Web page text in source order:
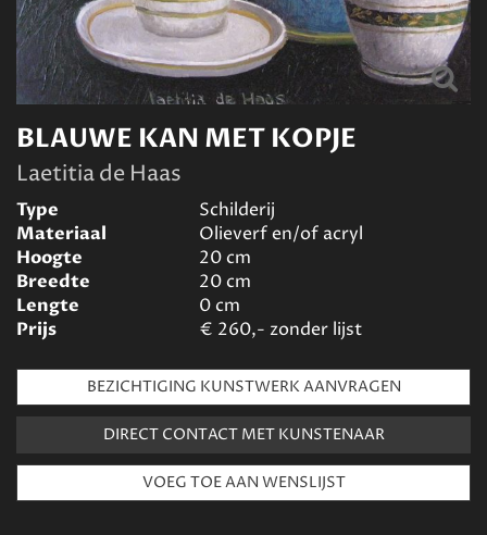
BLAUWE KAN MET KOPJE
Laetitia de Haas
Type
Schilderij
Materiaal
Olieverf en/of acryl
Hoogte
20cm
Breedte
20cm
Lengte
0cm
Prijs
€ 260,- zonder lijst
BEZICHTIGING KUNSTWERK AANVRAGEN
DIRECT CONTACT MET KUNSTENAAR